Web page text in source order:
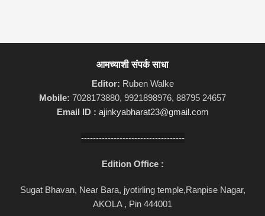
आमच्याशी संपर्क साधा
Editor: Ruben Walke
Mobile: 7028173880, 9921898976, 88795 24657
Email ID : ajinkyabharat23@gmail.com
-----------------------------------
Edition Office :
Sugat Bhavan, Near Bara, jyotirling temple,Ranpise Nagar,
AKOLA , Pin 444001